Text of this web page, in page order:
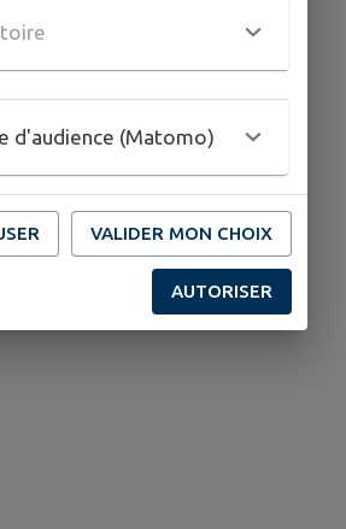
d'audience (Matomo)
VALIDER MON CHOIX
AUTORISER